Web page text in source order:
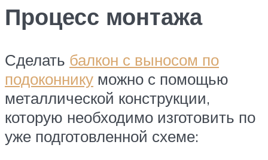
Процесс монтажа
Сделать балкон с выносом по
подоконнику можно с помощью
металлической конструкции,
которую необходимо изготовить по
уже подготовленной схеме: